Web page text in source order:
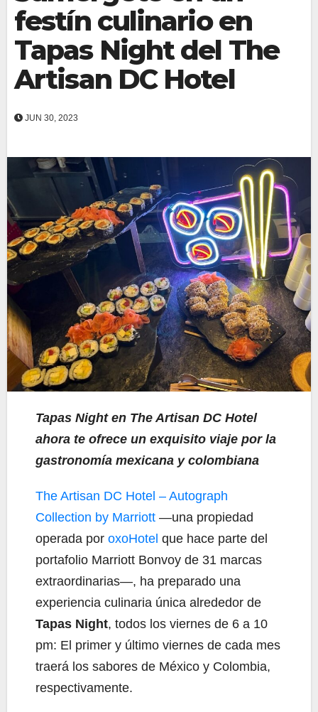
festín culinario en
Tapas Night del The
Artisan DC Hotel
JUN 30, 2023
Tapas Night en The Artisan DC Hotel
ahora te ofrece un exquisito viaje por la
gastronomía mexicana y colombiana
The Artisan DC Hotel – Autograph
Collection by Marriott —una propiedad
operada por oxoHotel que hace parte del
portafolio Marriott Bonvoy de 31 marcas
extraordinarias—, ha preparado una
experiencia culinaria única alrededor de
Tapas Night, todos los viernes de 6 a 10
pm: El primer y último viernes de cada mes
traerá los sabores de México y Colombia,
respectivamente.